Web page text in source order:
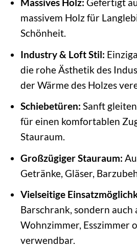
Massives Holz: Gefertigt
massivem Holz für
Schönheit.
Industry & Loft Stil:
die rohe Ästhetik des
der Wärme des Holzes
Schiebetüren: Sanft
für einen komfortablen
Stauraum.
Großzügiger Stauraum:
Getränke, Gläser,
Vielseitige
Barschrank, sondern auch
Wohnzimmer, Esszimmer
verwendbar.